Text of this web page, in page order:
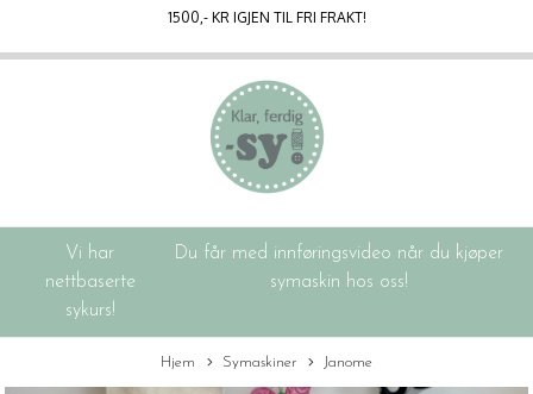
1500,- KR IGJEN TIL FRI FRAKT!
Vi har
nettbaserte
sykurs!
Du får med innføringsvideo når du kjøper
symaskin hos oss!
Hjem Symaskiner Janome